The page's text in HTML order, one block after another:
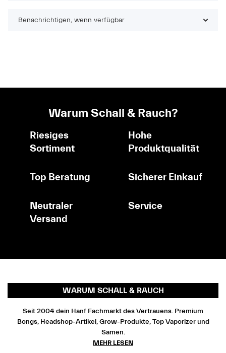
Benachrichtigen, wenn verfügbar
Warum Schall & Rauch?
Riesiges
Sortiment
Hohe
Produktqualität
Top Beratung Sicherer Einkauf
Neutraler
Versand
Service
WARUM SCHALL & RAUCH
Seit 2004 dein Hanf Fachmarkt des Vertrauens. Premium
Bongs, Headshop-Artikel, Grow-Produkte, Top Vaporizer und
Samen.
MEHR LESEN